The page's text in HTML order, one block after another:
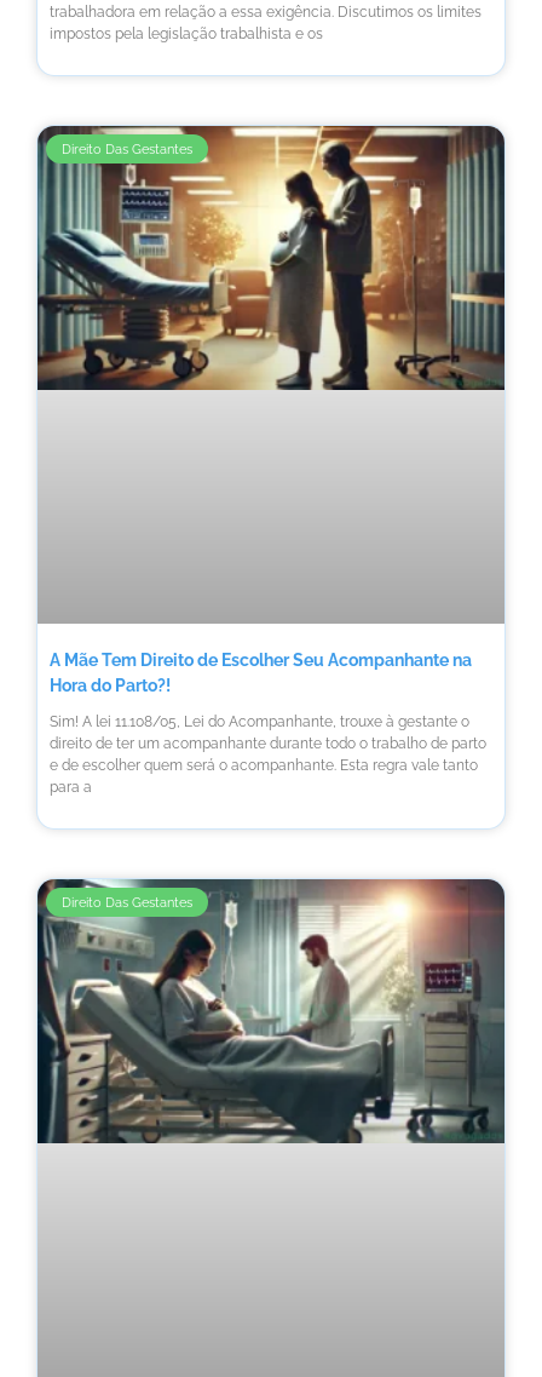
trabalhadora em relação a essa exigência. Discutimos os limites
impostos pela legislação trabalhista e os
Direito Das Gestantes
A Mãe Tem Direito de Escolher Seu Acompanhante na
Hora do Parto?!
Sim! A lei 11.108/05, Lei do Acompanhante, trouxe à gestante o
direito de ter um acompanhante durante todo o trabalho de parto
e de escolher quem será o acompanhante. Esta regra vale tanto
para a
Direito Das Gestantes